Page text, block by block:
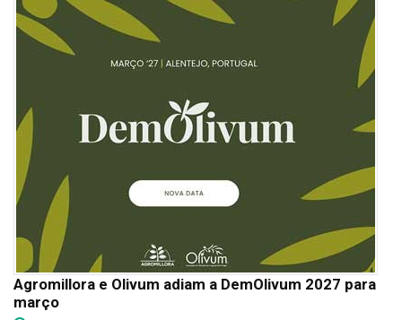
Agromillora e Olivum adiam a DemOlivum 2027 para
março